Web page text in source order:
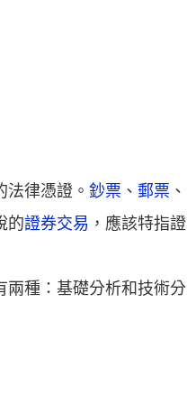
法律憑證。鈔票 、 郵票 、
的證券交易 ，應該特指證
兩種：基礎分析和技術分